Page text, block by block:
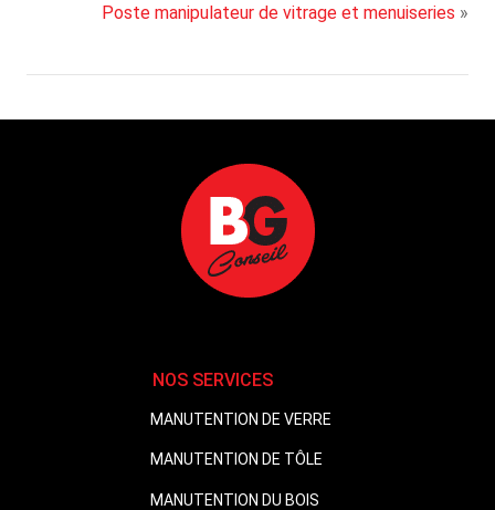
Poste manipulateur de vitrage et menuiseries »
NOS SERVICES
MANUTENTION DE VERRE
MANUTENTION DE TÔLE
MANUTENTION DU BOIS